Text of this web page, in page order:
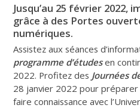
Jusqu’au 25 février 2022,
grâce à des Portes
numériques.
Assistez aux séances
programme d’étudesen
2022. Profitez des Journées
28 janvier 2022 pour
faire connaissance avec